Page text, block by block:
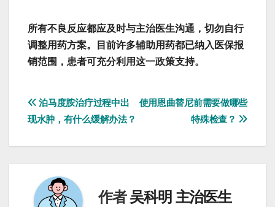
所有不良反应都应及时与主治医生沟通，切勿自行
调整用药方案。目前许多辅助用药都已纳入医保报
销范围，患者可充分利用这一政策支持。
文
章
航
使用恩曲替尼前需要做哪些
特殊检查？
泊马度胺治疗过程中出
现水肿，有什么缓解办法？
作者吴科明 主治医生